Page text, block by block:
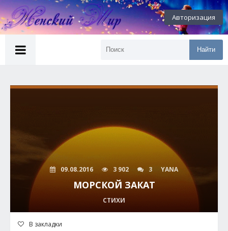
Авторизация
Найти
09.08.2016 3 902 3 YANA
МОРСКОЙ ЗАКАТ
СТИХИ
В закладки